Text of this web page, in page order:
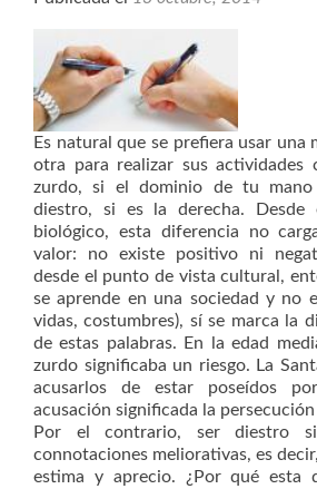
Es natural que se prefiera usar una
otra para realizar sus actividades
zurdo, si el dominio de tu
diestro, si es la derecha.
biológico, esta diferencia no
valor: no existe positivo ni
desde el punto de vista cultural,
se aprende en una sociedad y no
vidas, costumbres), sí se marca la
de estas palabras. En la edad
zurdo significaba un riesgo. La
acusarlos de estar poseídos
acusación significada la
Por el contrario, ser diestro
connotaciones meliorativas, es
estima y aprecio. ¿Por qué esta